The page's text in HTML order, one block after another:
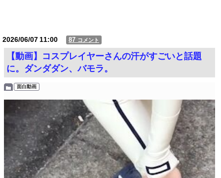
2026/06/0711:00 87 コメント
【動画】コスプレイヤーさんの汗がすごいと話題
に。ダンダダン、バモラ。
面白動画